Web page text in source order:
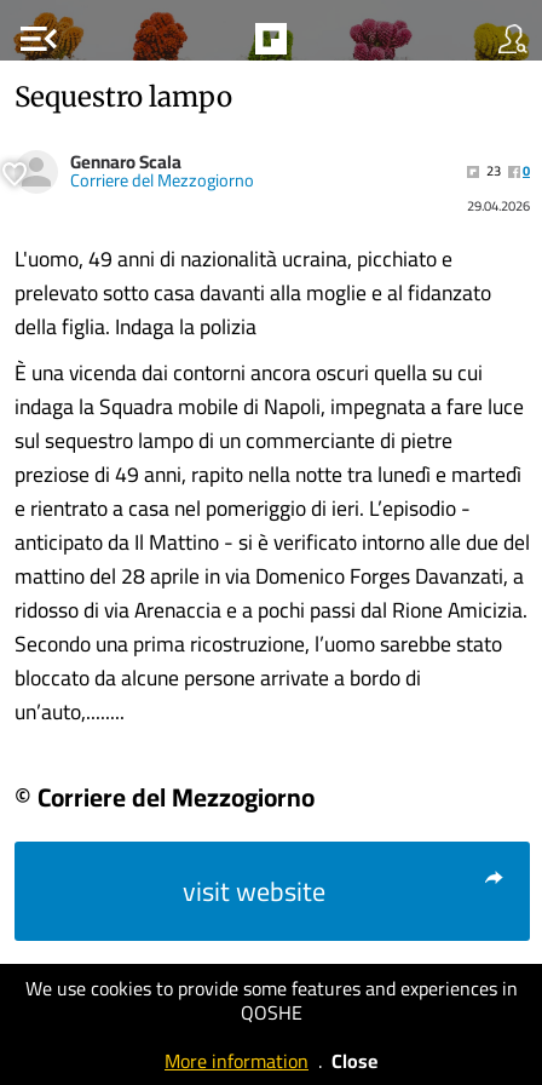
menu_open
We use cookies to provide some features and experiences in
QOSHE
More information . Close
Sequestro lampo
Gennaro Scala
Corriere del Mezzogiorno 23
0
29.04.2026
L'uomo, 49 anni di nazionalità ucraina, picchiato e
prelevato sotto casa davanti alla moglie e al fidanzato
della figlia. Indaga la polizia
È una vicenda dai contorni ancora oscuri quella su cui
indaga la Squadra mobile di Napoli, impegnata a fare luce
sul sequestro lampo di un commerciante di pietre
preziose di 49 anni, rapito nella notte tra lunedì e martedì
e rientrato a casa nel pomeriggio di ieri. L’episodio -
anticipato da Il Mattino - si è verificato intorno alle due del
mattino del 28 aprile in via Domenico Forges Davanzati, a
ridosso di via Arenaccia e a pochi passi dal Rione Amicizia.
Secondo una prima ricostruzione, l’uomo sarebbe stato
bloccato da alcune persone arrivate a bordo di
un’auto,........
© Corriere del Mezzogiorno
visit website